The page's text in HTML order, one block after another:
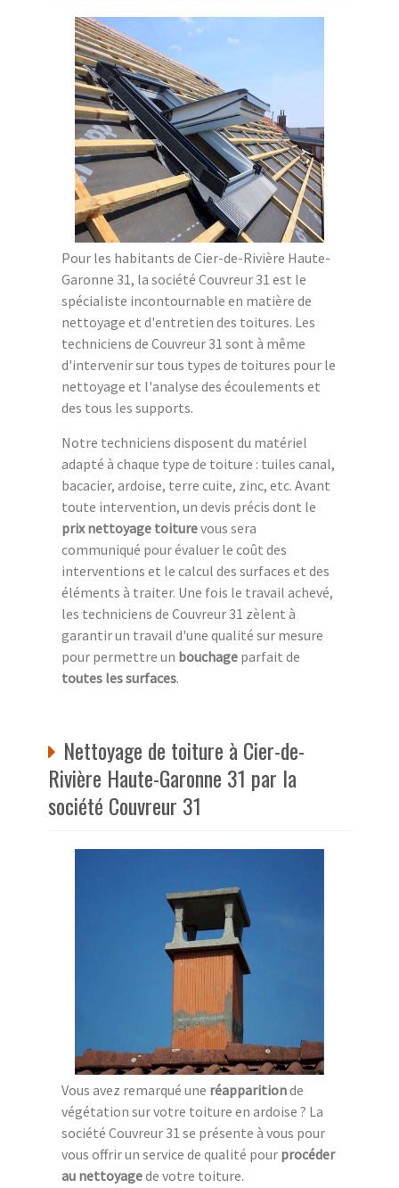
Pour les habitants de Cier-de-Rivière Haute-
Garonne 31, la société Couvreur 31 est le
spécialiste incontournable en matière de
nettoyage et d'entretien des toitures. Les
techniciens de Couvreur 31 sont à même
d'intervenir sur tous types de toitures pour le
nettoyage et l'analyse des écoulements et
des tous les supports.
Notre techniciens disposent du matériel
adapté à chaque type de toiture : tuiles canal,
bacacier, ardoise, terre cuite, zinc, etc. Avant
toute intervention, un devis précis dont le
prix nettoyage toiturevous sera
communiqué pour évaluer le coût des
interventions et le calcul des surfaces et des
éléments à traiter. Une fois le travail achevé,
les techniciens de Couvreur 31 zèlent à
garantir un travail d'une qualité sur mesure
pour permettre un bouchage parfait de
toutes les surfaces.
Nettoyage de toiture à Cier-de-
Rivière Haute-Garonne 31 par la
société Couvreur 31
Vous avez remarqué une réapparitionde
végétation sur votre toiture en ardoise ? La
société Couvreur 31 se présente à vous pour
vous offrir un service de qualité pour procéder
au nettoyagede votre toiture.